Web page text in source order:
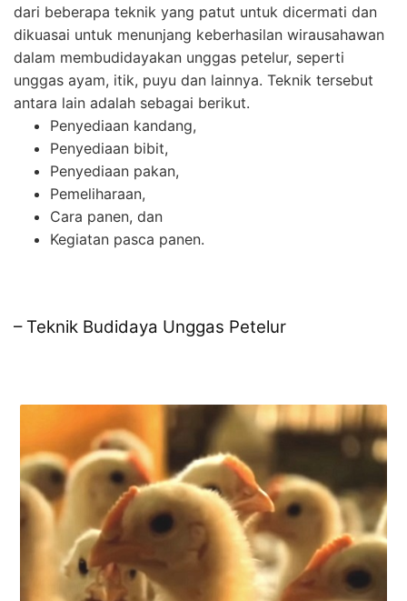
dari beberapa teknik yang patut untuk dicermati dan
dikuasai untuk menunjang keberhasilan wirausahawan
dalam membudidayakan unggas petelur, seperti
unggas ayam, itik, puyu dan lainnya. Teknik tersebut
antara lain adalah sebagai berikut.
Penyediaan kandang,
Penyediaan bibit,
Penyediaan pakan,
Pemeliharaan,
Cara panen, dan
Kegiatan pasca panen.
– Teknik Budidaya Unggas Petelur